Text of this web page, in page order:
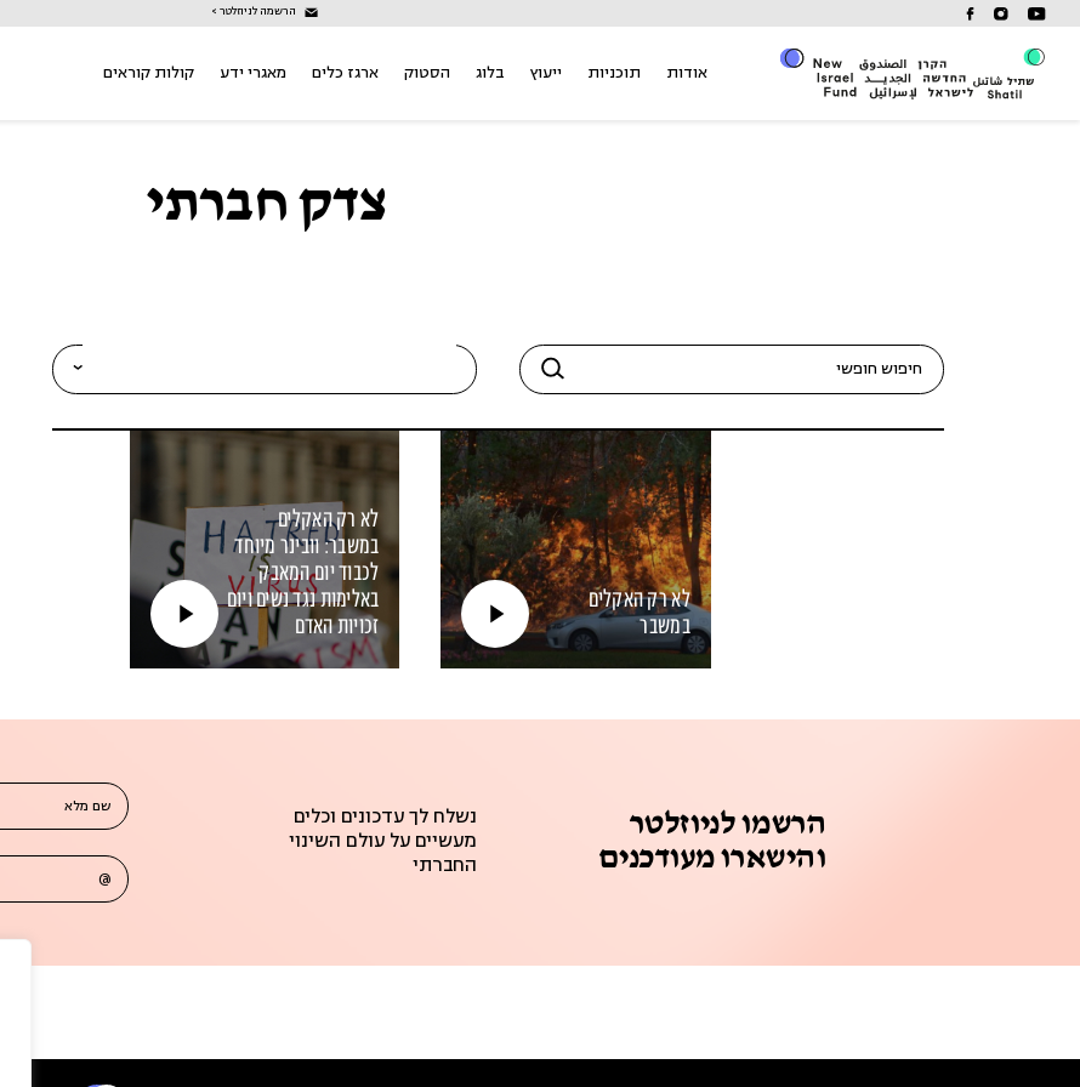
content
הרשמה לניוזלטר >
אודות תוכניות ייעוץ בלוג הסטוק ארגז כלים מאגרי ידע קולות קוראים
צדק חברתי
לא רק האקלים
במשבר
מה הקשר בין משבר
האקלים וסוגיות אחרות של
רבינוביץ'
לא רק האקלים
במשבר: וובינר מיוחד
לכבוד יום המאבק
באלימות נגד נשים ויום
זכויות האדם
מה בין משבר האקלים
לסוגיות האחרות של צדק
הרשמו לניוזלטר
והישארו מעודכנים
נשלח לך עדכונים וכלים
מעשיים על עולם השינוי
החברתי
שם מלא
@